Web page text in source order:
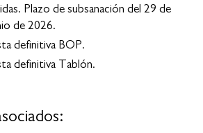
Plazo de subsanación del 29 de
de 2026.
definitiva BOP.
definitiva Tablón.